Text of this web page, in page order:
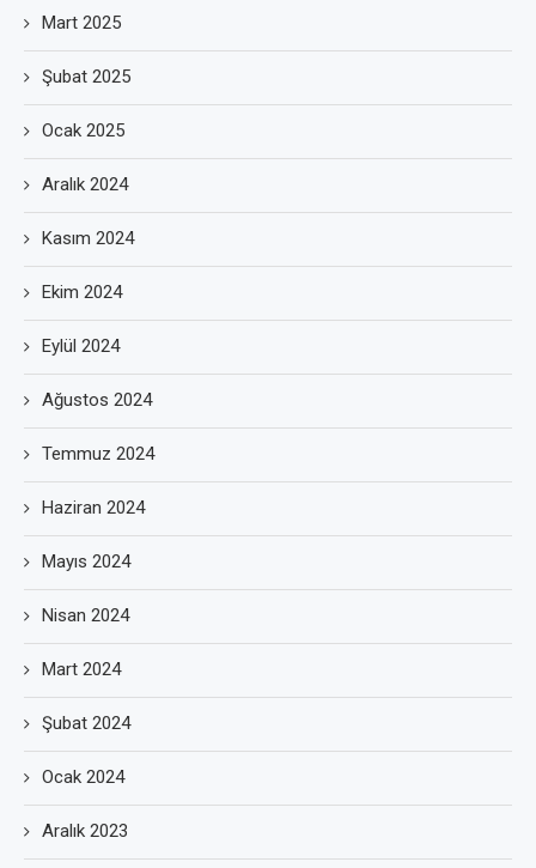
Mart 2025
Şubat 2025
Ocak 2025
Aralık 2024
Kasım 2024
Ekim 2024
Eylül 2024
Ağustos 2024
Temmuz 2024
Haziran 2024
Mayıs 2024
Nisan 2024
Mart 2024
Şubat 2024
Ocak 2024
Aralık 2023